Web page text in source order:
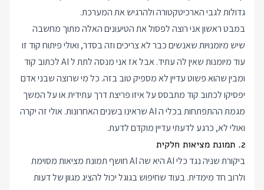
גדולות לגבי הארכיטקטורה ולהרגיש את המערכת.
במבט ראשון אני רוצה לפסול את הטיעונים האלה מתוך מחשבה
שיש מיומנויות שאנשים כבר לא צריכים וזה בסדר, ואולי פיתוח קוד זו
עוד מיומנות שאין לה עתיד. אבל אז אני מנסה לתת ל AI לכתוב קוד
ומבין שהוא פשוט עדיין לא מספיק טוב בזה. כל מי שרוצה שבני אדם
יפסיקו לכתוב קוד מתבסס על איזו פריצת דרך עתידית או על המשך
מגמת ההתפתחות בכלי ה AI שראינו בשנים האחרונות. אולי זה יקרה
ואולי לא, כרגע לדעתי עדיין מוקדם לדעת.
2. תמונת מציאות חלקית
ביקורת שניה נגד כלי AI היא שה AI חושף תמונת מציאות מסוימת
ולרוב חד מימדית. בעוד שחיפוש בגוגל יכול להציג מגוון של דעות